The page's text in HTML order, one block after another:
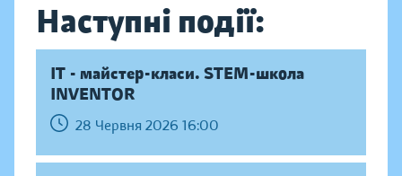
Наступні події:
IT - майстер-класи. STEM-школа
INVENTOR
28 Червня 2026 16:00